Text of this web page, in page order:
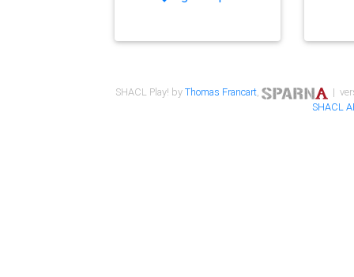
SHACL Play! byThomas Francart,
|
SHACL